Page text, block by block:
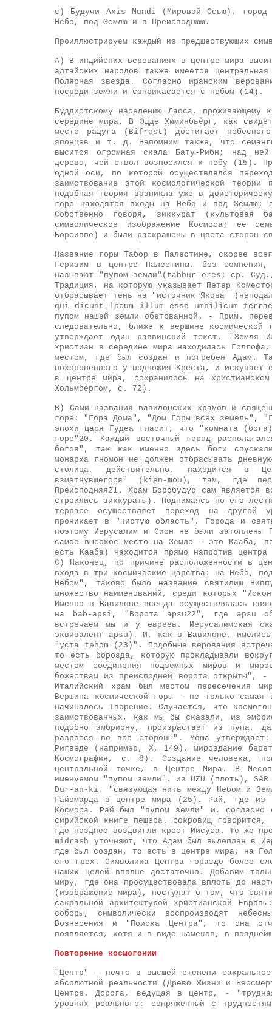
с) Будучи Axis Mundi (Мировой Осью), город
Небо, под Землю и в Преисподнюю.
Проиллюстрируем каждый из предшествующих
А) В индийских верованиях в центре мира
алтайских народов также имеется
Полярная звезда. Согласно иранским
посреди земли и соприкасается с небом (14).
Буддистскому населению Лаоса,
середине мира. В Эдде Химинбьёрг, как
месте радуга (Bifrost) достигает
японцев и т. д. Напомним также, что
высится огромная скала Бату-Рибн; над
дерево, чей ствол возносился к небу (15).
одной оси, по которой осуществлялся
заимствование этой космологической
подобная теория возникла уже в
горе находятся входы на Небо и под Землю;
Собственно говоря, зиккурат (культовая
символическое изображение Космоса; ее
Борсиппе) и были раскрашены в цвета сторон
Название горы Табор в Палестине, скорее
Геризим в центре Палестины, без
называют "пупом земли"(tabbur eres; ср.
Традиция, на которую указывает Петер
отбрасывает тень на "источник Якова"
qui dicunt locum illum esse umbilicum
пупом нашей земли обетованной. - Прим.
следовательно, ближе к вершине
утверждает один раввинский текст. "Земля
христиан в середине мира находилась
местом, где был создан и погребен Адам.
похороненного у подножия Креста, и искупает
в центре мира, сохранилось на
Хольмбергом, с. 72).
В) Сами названия вавилонских храмов и
горе: "Гора Дома", "Дом Горы всех земель",
эпохи царя Гудеа гласит, что "комната
горе"20. Каждый восточный город
богов", так как именно здесь боги
монарха гномон не должен отбрасывать
столица, действительно, находится в
взметнувшегося" (kien-mou), там, где
Преисподняя21. Храм Боробудур сам
строились зиккураты). Поднимаясь по его
террасе осуществляет переход на другой
проникает в "чистую область". Города и
поэтому Иерусалим и Сион не были затоплены
самое высокое место на Земле - это Кааба,
есть Кааба) находится прямо напротив
С) Наконец, по причине расположенности в
входа в три космические царства: на Небо,
Небом", таково было название святилищ
множество наименований, среди которых
Именно в Вавилоне всегда осуществлялась
на bab-apsi, "Ворота apsu22", где apsu
встречаем мы и у евреев. Иерусалимская
эквивалент apsu). И, как в Вавилоне,
"уста tehom (23)". Подобные верования
то есть борозда, которую прокладывали
местом соединения подземных миров и
божествам из преисподней ворота
Италийский храм был местом пересечения
Вершина космической горы - не только
начиналось Творение. Случается, что
заимствованных, как мы бы сказали, из
подобно эмбриону, произрастает из
разросся во все стороны". Yoma
Ригведе (например, X, 149), мироздание
Космография, с. 8). Создание человека,
центральной точке, в Центре Мира. В
именуемом "пупом земли", из UZU (плоть),
Dur-an-ki, "связующая нить между Небом и
Гайомарда в центре мира (25). Рай, где из
Космоса. Рай был "пупом земли" и, согласно
сирийской книге пещера. сокровищ
где позднее воздвигли крест Иисуса. Те же
midrash уточняют, что Адам был вылеплен в
где был создан, то есть в центре мира, на
его грех. Символика Центра гораздо более
наших целей вполне достаточно. Добавим
миру, где она просуществовала вплоть до
(изображение мира), постулат о том, что
сакральной архитектурой христианской
соборы, символически воспроизводят
Вознесения и "Поиска Центра", то она
появляется, хотя и в виде намеков, в
Повторение космогонии
"Центр" - нечто в высшей степени
абсолютной реальности (Древо Жизни и
Центре. Дорога, ведущая в центр, -
уровнях реального: сопряженный с